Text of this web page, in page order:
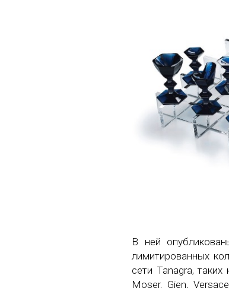
В ней
лимитированных
сети Tanagra,
Moser, Gien,